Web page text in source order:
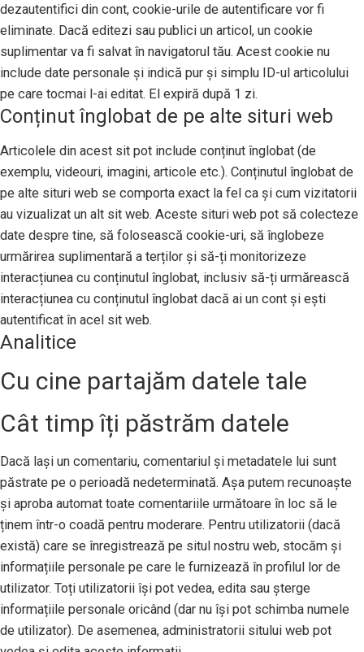
dezautentifici din cont, cookie-urile de autentificare vor fi
eliminate. Dacă editezi sau publici un articol, un cookie
suplimentar va fi salvat în navigatorul tău. Acest cookie nu
include date personale și indică pur și simplu ID-ul articolului
pe care tocmai l-ai editat. El expiră după 1 zi.
Conținut înglobat de pe alte situri web
Articolele din acest sit pot include conținut înglobat (de
exemplu, videouri, imagini, articole etc.). Conținutul înglobat de
pe alte situri web se comporta exact la fel ca și cum vizitatorii
au vizualizat un alt sit web. Aceste situri web pot să colecteze
date despre tine, să folosească cookie-uri, să înglobeze
urmărirea suplimentară a terților și să-ți monitorizeze
interacțiunea cu conținutul înglobat, inclusiv să-ți urmărească
interacțiunea cu conținutul înglobat dacă ai un cont și ești
autentificat în acel sit web.
Analitice
Cu cine partajăm datele tale
Cât timp îți păstrăm datele
Dacă lași un comentariu, comentariul și metadatele lui sunt
păstrate pe o perioadă nedeterminată. Așa putem recunoaște
și aproba automat toate comentariile următoare în loc să le
ținem într-o coadă pentru moderare. Pentru utilizatorii (dacă
există) care se înregistrează pe situl nostru web, stocăm și
informațiile personale pe care le furnizează în profilul lor de
utilizator. Toți utilizatorii își pot vedea, edita sau șterge
informațiile personale oricând (dar nu își pot schimba numele
de utilizator). De asemenea, administratorii sitului web pot